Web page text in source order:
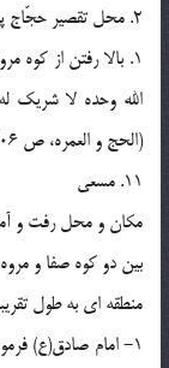
2. محل تقصیر حجّاج پس از پایان شوط هفتم سعی
1. بالا رفتن از کوه
الله وحده لا شریک
(الحج و العمره، ص 206)
11. مسعی
مکان و محل رفت و
بین دو کوه صفا و
منطقه ای به طول تقریبی 5/
1- امام صادق(ع)